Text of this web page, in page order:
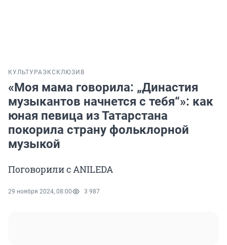
КУЛЬТУРАЭКСКЛЮЗИВ
«Моя мама говорила: „Династия
музыкантов начнется с тебя“»: как
юная певица из Татарстана
покорила страну фольклорной
музыкой
Поговорили с ANILEDA
29 ноября 2024, 08:00 3 987